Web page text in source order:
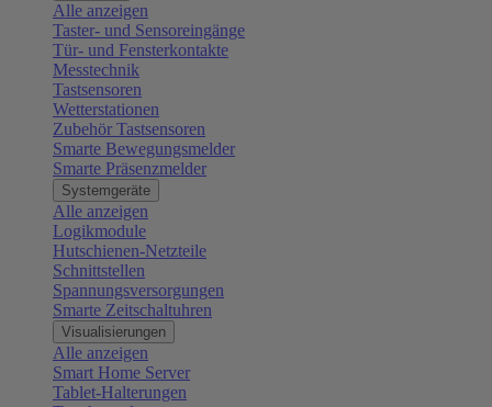
Alle anzeigen
Taster- und Sensoreingänge
Tür- und Fensterkontakte
Messtechnik
Tastsensoren
Wetterstationen
Zubehör Tastsensoren
Smarte Bewegungsmelder
Smarte Präsenzmelder
Systemgeräte
Alle anzeigen
Logikmodule
Hutschienen-Netzteile
Schnittstellen
Spannungsversorgungen
Smarte Zeitschaltuhren
Visualisierungen
Alle anzeigen
Smart Home Server
Tablet-Halterungen